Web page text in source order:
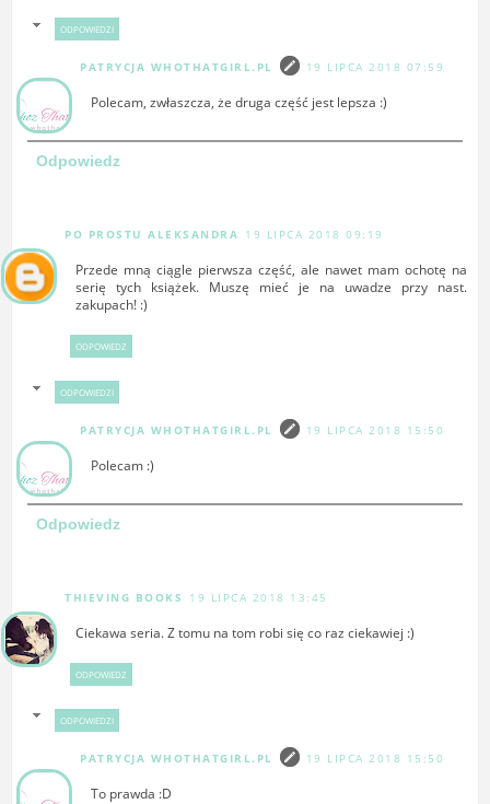
ODPOWIEDZI
PATRYCJA WHOTHATGIRL.PL 19 LIPCA 2018 07:59
Polecam, zwłaszcza, że druga część jest lepsza :)
Odpowiedz
PO PROSTU ALEKSANDRA 19 LIPCA 2018 09:19
Przede mną ciągle pierwsza część, ale nawet mam ochotę na
serię tych książek. Muszę mieć je na uwadze przy nast.
zakupach! :)
ODPOWIEDZ
ODPOWIEDZI
PATRYCJA WHOTHATGIRL.PL 19 LIPCA 2018 15:50
Polecam :)
Odpowiedz
THIEVING BOOKS 19 LIPCA 2018 13:45
Ciekawa seria. Z tomu na tom robi się co raz ciekawiej :)
ODPOWIEDZ
ODPOWIEDZI
PATRYCJA WHOTHATGIRL.PL 19 LIPCA 2018 15:50
To prawda :D